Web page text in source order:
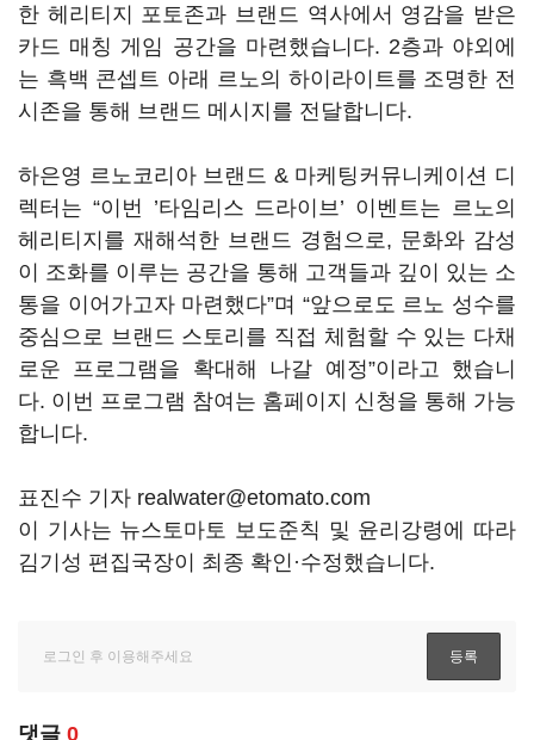
한 헤리티지 포토존과 브랜드 역사에서 영감을 받은
카드 매칭 게임 공간을 마련했습니다. 2층과 야외에
는 흑백 콘셉트 아래 르노의 하이라이트를 조명한 전
시존을 통해 브랜드 메시지를 전달합니다.
하은영 르노코리아 브랜드 & 마케팅커뮤니케이션 디
렉터는 “이번 ’타임리스 드라이브’ 이벤트는 르노의
헤리티지를 재해석한 브랜드 경험으로, 문화와 감성
이 조화를 이루는 공간을 통해 고객들과 깊이 있는 소
통을 이어가고자 마련했다”며 “앞으로도 르노 성수를
중심으로 브랜드 스토리를 직접 체험할 수 있는 다채
로운 프로그램을 확대해 나갈 예정”이라고 했습니
다. 이번 프로그램 참여는 홈페이지 신청을 통해 가능
합니다.
표진수 기자 realwater@etomato.com
이 기사는 뉴스토마토 보도준칙 및 윤리강령에 따라
김기성 편집국장이 최종 확인·수정했습니다.
댓글 0